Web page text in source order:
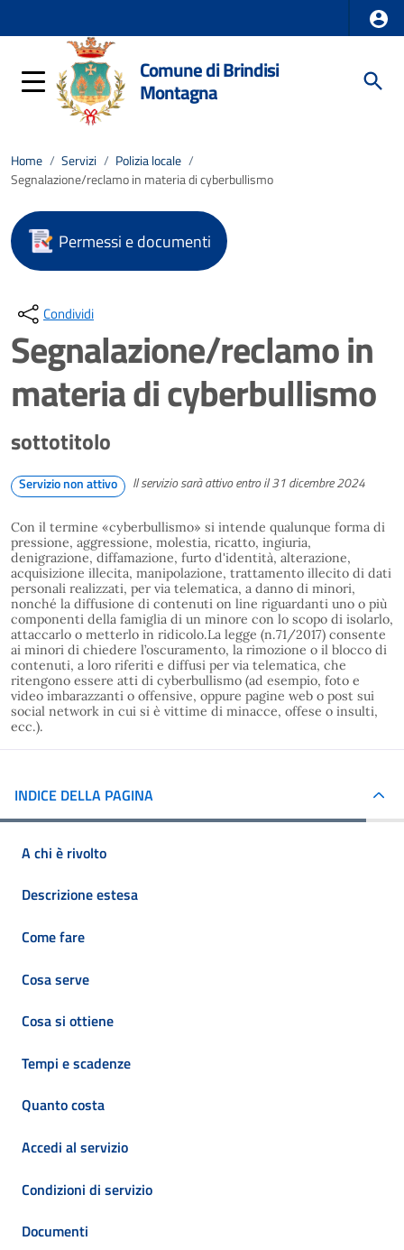
Comune di Brindisi
Montagna
Home / Servizi / Polizia locale /
Segnalazione/reclamo in materia di cyberbullismo
Permessi e documenti
Condividi
Segnalazione/reclamo in
materia di cyberbullismo
sottotitolo
Servizio non attivo Il servizio sarà attivo entro il 31 dicembre 2024
Con il termine «cyberbullismo» si intende qualunque forma di
pressione, aggressione, molestia, ricatto, ingiuria,
denigrazione, diffamazione, furto d'identità, alterazione,
acquisizione illecita, manipolazione, trattamento illecito di dati
personali realizzati, per via telematica, a danno di minori,
nonché la diffusione di contenuti on line riguardanti uno o più
componenti della famiglia di un minore con lo scopo di isolarlo,
attaccarlo o metterlo in ridicolo.La legge (n.71/2017) consente
ai minori di chiedere l’oscuramento, la rimozione o il blocco di
contenuti, a loro riferiti e diffusi per via telematica, che
ritengono essere atti di cyberbullismo (ad esempio, foto e
video imbarazzanti o offensive, oppure pagine web o post sui
social network in cui si è vittime di minacce, offese o insulti,
ecc.).
INDICE DELLA PAGINA
A chi è rivolto
Descrizione estesa
Come fare
Cosa serve
Cosa si ottiene
Tempi e scadenze
Quanto costa
Accedi al servizio
Condizioni di servizio
Documenti